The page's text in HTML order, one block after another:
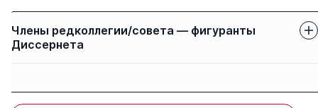
Члены редколлегии/совета — фигуранты
Диссернета